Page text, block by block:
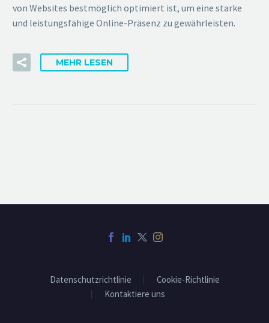
von Websites bestmöglich optimiert ist, um eine starke
und leistungsfähige Online-Präsenz zu gewährleisten.
MEHR LESEN
Datenschutzrichtlinie
Cookie-Richtlinie
Kontaktiere uns